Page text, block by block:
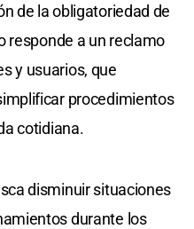
de la obligatoriedad de
responde a un reclamo
y usuarios, que
procedimientos
cotidiana.
disminuir situaciones
durante los